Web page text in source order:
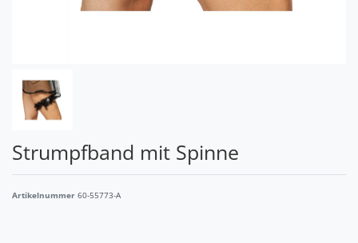
Strumpfband mit Spinne
Artikelnummer 60-55773-A